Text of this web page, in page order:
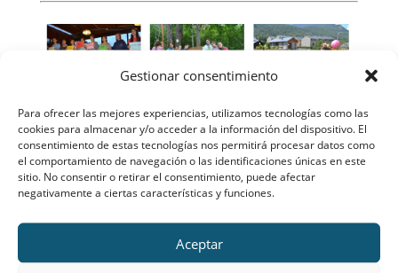
Gestionar consentimiento
Para ofrecer las mejores experiencias, utilizamos tecnologías como las
cookies para almacenar y/o acceder a la información del dispositivo. El
consentimiento de estas tecnologías nos permitirá procesar datos como
el comportamiento de navegación o las identificaciones únicas en este
sitio. No consentir o retirar el consentimiento, puede afectar
negativamente a ciertas características y funciones.
Aceptar
Excursiones, talleres, formación,
veladas nocturnas, ligas deportivas,
etc.